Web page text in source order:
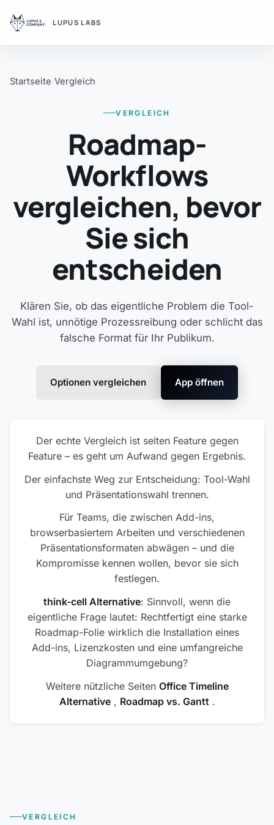
LUPUS LABS
Startseite Vergleich
VERGLEICH
Roadmap-
Workflows
vergleichen, bevor
Sie sich
entscheiden
Klären Sie, ob das eigentliche Problem die Tool-
Wahl ist, unnötige Prozessreibung oder schlicht das
falsche Format für Ihr Publikum.
Optionen vergleichen App öffnen
Der echte Vergleich ist selten Feature gegen
Feature – es geht um Aufwand gegen Ergebnis.
Der einfachste Weg zur Entscheidung: Tool-Wahl
und Präsentationswahl trennen.
Für Teams, die zwischen Add-ins,
browserbasiertem Arbeiten und verschiedenen
Präsentationsformaten abwägen – und die
Kompromisse kennen wollen, bevor sie sich
festlegen.
think-cell Alternative: Sinnvoll, wenn die
eigentliche Frage lautet: Rechtfertigt eine starke
Roadmap-Folie wirklich die Installation eines
Add-ins, Lizenzkosten und eine umfangreiche
Diagrammumgebung?
Weitere nützliche Seiten Office Timeline
Alternative, Roadmap vs. Gantt.
VERGLEICH